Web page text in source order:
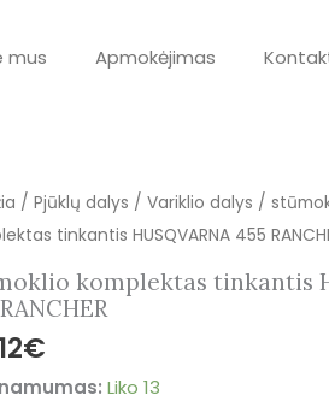
mus Apmokėjimas
/ Pjūklų dalys / Variklio dalys /
tinkantis HUSQVARNA 455
komplektas tinkantis
€
Liko 13